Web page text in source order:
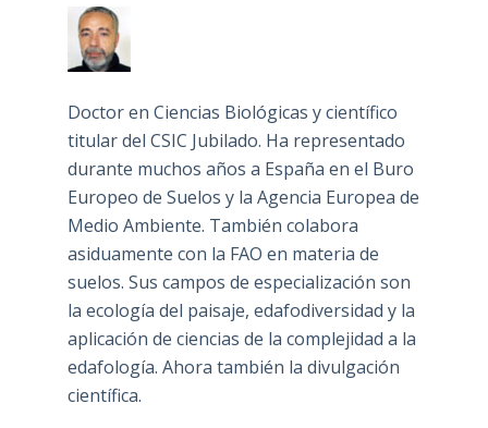
Doctor en Ciencias Biológicas y científico
titular del CSIC Jubilado. Ha representado
durante muchos años a España en el Buro
Europeo de Suelos y la Agencia Europea de
Medio Ambiente. También colabora
asiduamente con la FAO en materia de
suelos. Sus campos de especialización son
la ecología del paisaje, edafodiversidad y la
aplicación de ciencias de la complejidad a la
edafología. Ahora también la divulgación
científica.